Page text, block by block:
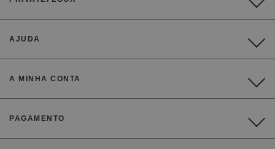
AJUDA
A MINHA CONTA
PAGAMENTO